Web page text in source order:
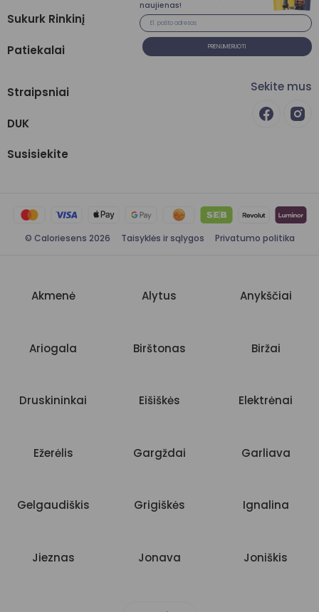
Sukurk Rinkinį
Patiekalai
Straipsniai
DUK
Susisiekite
naujienas!
PRENUMERUOTI
Sekite mus
© Caloriesens 2026 Taisyklės ir sąlygos Privatumo politika
Akmenė Alytus Anykščiai
Ariogala Birštonas Biržai
Druskininkai Eišiškės Elektrėnai
Ežerėlis Gargždai Garliava
Gelgaudiškis Grigiškės Ignalina
Jieznas Jonava Joniškis